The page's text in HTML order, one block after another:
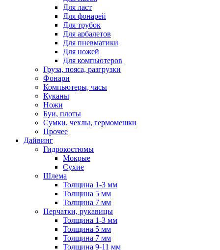
Для ласт
Для фонарей
Для трубок
Для арбалетов
Для пневматики
Для ножей
Для компьютеров
Груза, пояса, разгрузки
Фонари
Компьютеры, часы
Куканы
Ножи
Буи, плоты
Сумки, чехлы, гермомешки
Прочее
Дайвинг
Гидрокостюмы
Мокрые
Сухие
Шлема
Толщина 1-3 мм
Толщина 5 мм
Толщина 7 мм
Перчатки, рукавицы
Толщина 1-3 мм
Толщина 5 мм
Толщина 7 мм
Толщина 9-11 мм